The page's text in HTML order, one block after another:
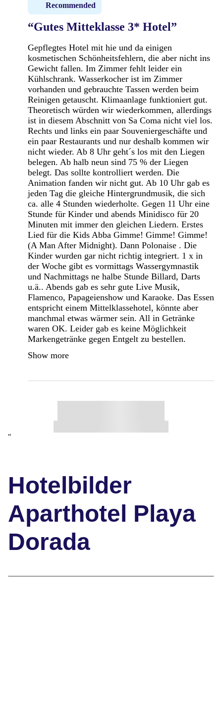
Recommended
“Gutes Mitteklasse 3* Hotel”
Gepflegtes Hotel mit hie und da einigen
kosmetischen Schönheitsfehlern, die aber nicht ins
Gewicht fallen. Im Zimmer fehlt leider ein
Kühlschrank. Wasserkocher ist im Zimmer
vorhanden und gebrauchte Tassen werden beim
Reinigen getauscht. Klimaanlage funktioniert gut.
Theoretisch würden wir wiederkommen, allerdings
ist in diesem Abschnitt von Sa Coma nicht viel los.
Rechts und links ein paar Souveniergeschäfte und
ein paar Restaurants und nur deshalb kommen wir
nicht wieder. Ab 8 Uhr geht´s los mit den Liegen
belegen. Ab halb neun sind 75 % der Liegen
belegt. Das sollte kontrolliert werden. Die
Animation fanden wir nicht gut. Ab 10 Uhr gab es
jeden Tag die gleiche Hintergrundmusik, die sich
ca. alle 4 Stunden wiederholte. Gegen 11 Uhr eine
Stunde für Kinder und abends Minidisco für 20
Minuten mit immer den gleichen Liedern. Erstes
Lied für die Kids Abba Gimme! Gimme! Gimme!
(A Man After Midnight). Dann Polonaise . Die
Kinder wurden gar nicht richtig integriert. 1 x in
der Woche gibt es vormittags Wassergymnastik
und Nachmittags ne halbe Stunde Billard, Darts
u.ä.. Abends gab es sehr gute Live Musik,
Flamenco, Papageienshow und Karaoke. Das Essen
entspricht einem Mittelklassehotel, könnte aber
manchmal etwas wärmer sein. All in Getränke
waren OK. Leider gab es keine Möglichkeit
Markengetränke gegen Entgelt zu bestellen.
Show more
"
Hotelbilder
Aparthotel Playa
Dorada